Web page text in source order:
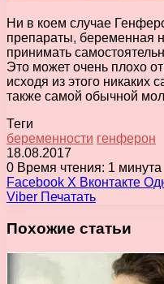
Ни в коем случае
препараты, беременная
принимать
Это может очень плохо
исходя из этого никаких
также самой обычной
Теги
беременности генферон
18.08.2017
0 Время чтения: 1 минута
Facebook X Вконтакте
Viber Печатать
Похожие статьи